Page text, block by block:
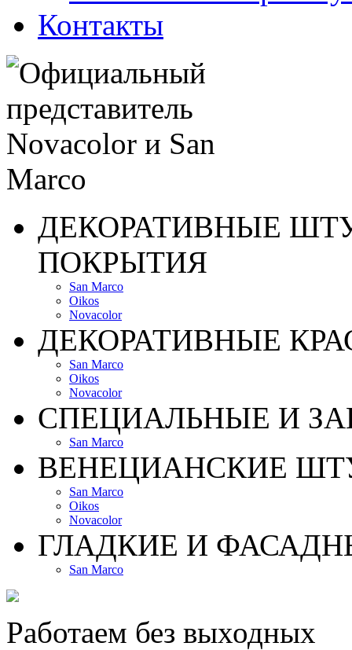
Контакты
ДЕКОРАТИВНЫЕ
ПОКРЫТИЯ
San Marco
Oikos
Novacolor
ДЕКОРАТИВНЫЕ
San Marco
Oikos
Novacolor
СПЕЦИАЛЬНЫЕ И
San Marco
ВЕНЕЦИАНСКИЕ
San Marco
Oikos
Novacolor
ГЛАДКИЕ И
San Marco
Работаем без выходных